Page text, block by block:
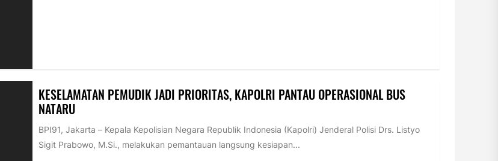
KESELAMATAN PEMUDIK JADI PRIORITAS, KAPOLRI PANTAU OPERASIONAL BUS
NATARU
BPI91, Jakarta – Kepala Kepolisian Negara Republik Indonesia (Kapolri) Jenderal Polisi Drs. Listyo
Sigit Prabowo, M.Si., melakukan pemantauan langsung kesiapan...